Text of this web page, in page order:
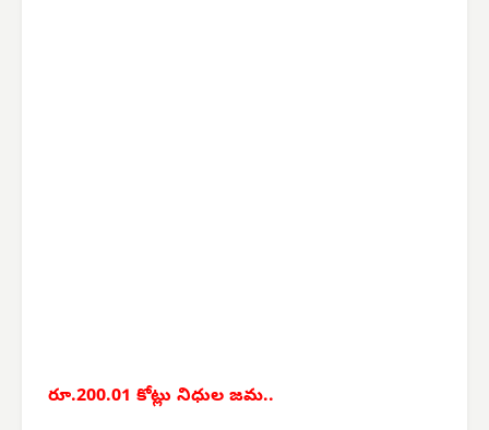
రూ.200.01 కోట్లు నిధుల జమ..